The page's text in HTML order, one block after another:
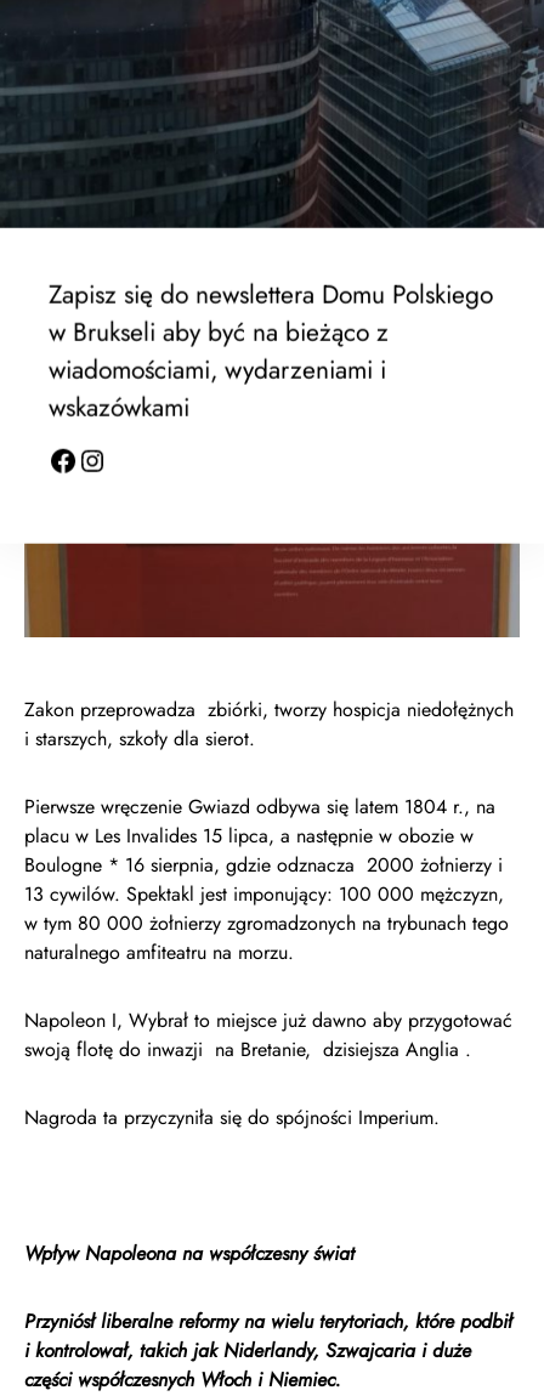
Zakon przeprowadza zbiórki, tworzy hospicja niedołężnych
i starszych, szkoły dla sierot.
Pierwsze wręczenie Gwiazd odbywa się latem 1804 r., na
placu w Les Invalides 15 lipca, a następnie w obozie w
Boulogne * 16 sierpnia, gdzie odznacza 2000 żołnierzy i
13 cywilów. Spektakl jest imponujący: 100 000 mężczyzn,
w tym 80 000 żołnierzy zgromadzonych na trybunach tego
naturalnego amfiteatru na morzu.
Napoleon I, Wybrał to miejsce już dawno aby przygotować
swoją flotę do inwazji na Bretanie, dzisiejsza Anglia .
Nagroda ta przyczyniła się do spójności Imperium.
Wpływ Napoleona na współczesny świat
Przyniósł liberalne reformy na wielu terytoriach, które podbił
i kontrolował, takich jak Niderlandy, Szwajcaria i duże
części współczesnych Włoch i Niemiec.
Zapisz się do newslettera Domu Polskiego
w Brukseli aby być na bieżąco z
wiadomościami, wydarzeniami i
wskazówkami